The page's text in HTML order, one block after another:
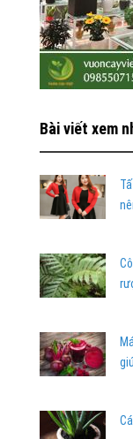
Bài viết xem